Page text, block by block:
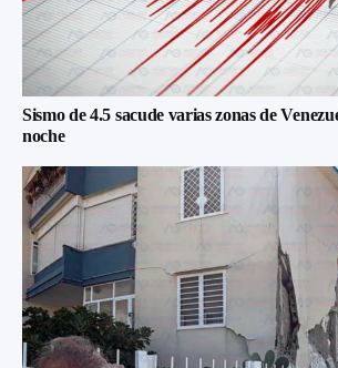
Sismo de 4.5 sacude varias zonas de
noche